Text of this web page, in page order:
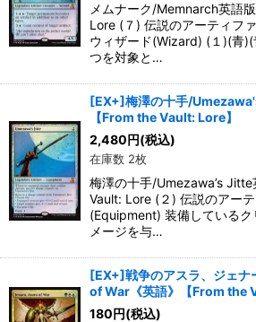
メムナーク/Memnarch英語
Lore (７) 伝説のアーティフ
ウィザード(Wizard) (１)(青)(
つを対象と…
[EX+]梅澤の十手/
【From the Vault: Lore】
2,480円(税込)
在庫数 2枚
梅澤の十手/Umezawa’s
Vault: Lore (２) 伝説のアー
(Equipment) 装備している
メージを与…
[EX+]戦争のアスラ、ジェ
of War《英語》【From the
180円(税込)